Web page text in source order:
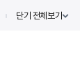
단기 전체보기